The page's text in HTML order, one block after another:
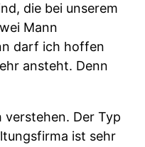
die bei unserem
Mann
darf ich hoffen
ansteht. Denn
Der Typ
ist sehr